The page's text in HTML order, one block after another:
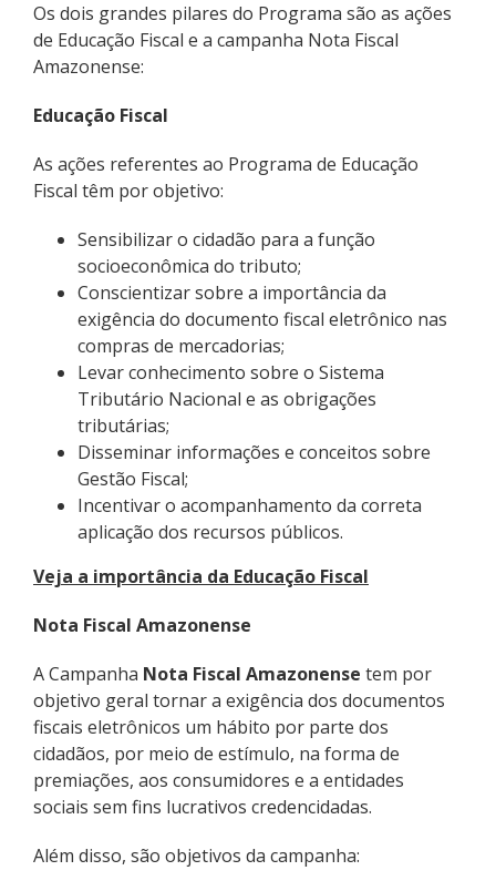
Os dois grandes pilares do Programa são as ações
de Educação Fiscal e a campanha Nota Fiscal
Amazonense:
Educação Fiscal
As ações referentes ao Programa de Educação
Fiscal têm por objetivo:
Sensibilizar o cidadão para a função
socioeconômica do tributo;
Conscientizar sobre a importância da
exigência do documento fiscal eletrônico nas
compras de mercadorias;
Levar conhecimento sobre o Sistema
Tributário Nacional e as obrigações
tributárias;
Disseminar informações e conceitos sobre
Gestão Fiscal;
Incentivar o acompanhamento da correta
aplicação dos recursos públicos.
Veja a importância da Educação Fiscal
Nota Fiscal Amazonense
A Campanha Nota Fiscal Amazonense tem por
objetivo geral tornar a exigência dos documentos
fiscais eletrônicos um hábito por parte dos
cidadãos, por meio de estímulo, na forma de
premiações, aos consumidores e a entidades
sociais sem fins lucrativos credencidadas.
Além disso, são objetivos da campanha: